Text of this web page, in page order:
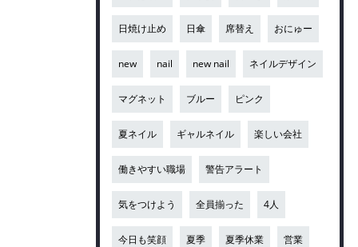
日焼け止め 日傘 席替え おにゅー
new nail new nail ネイルデザイン
マグネット ブルー ピンク
夏ネイル ギャルネイル 楽しい会社
働きやすい職場 警告アラート
気をつけよう 全員揃った 4人
今日も笑顔 夏季 夏季休業 営業